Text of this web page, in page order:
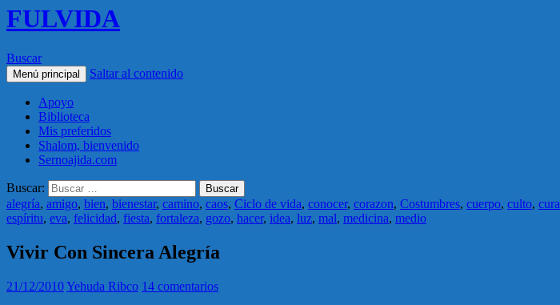
FULVIDA
Buscar
Menú principal Saltar al contenido
Apoyo
Biblioteca
Mis preferidos
Shalom, bienvenido
Sernoajida.com
Buscar:
alegría, amigo, bien, bienestar, camino, caos, Ciclo de vida, conocer, corazon, Costumbres, cuerpo, culto, cura
espíritu, eva, felicidad, fiesta, fortaleza, gozo, hacer, idea, luz, mal, medicina, medio
Vivir Con Sincera Alegría
21/12/2010Yehuda Ribco 14 comentarios